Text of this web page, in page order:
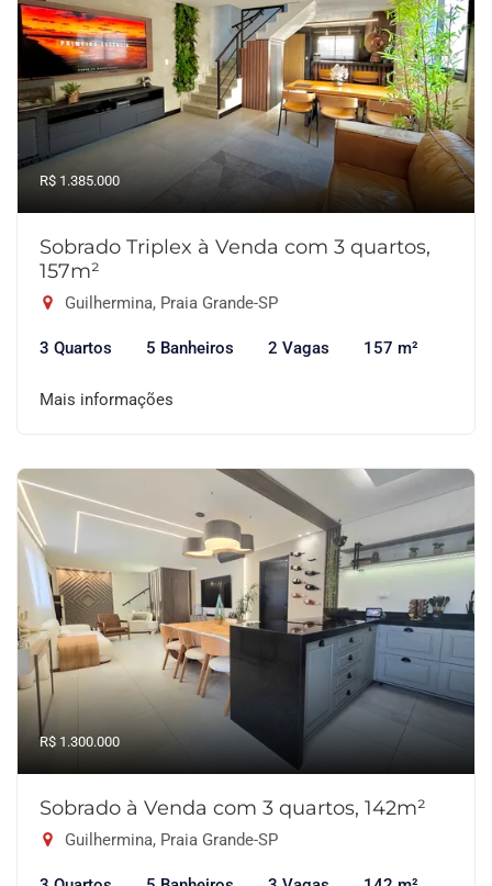
R$ 1.385.000
Sobrado Triplex à Venda com 3 quartos,
157m²
Guilhermina, Praia Grande-SP
3 Quartos 5 Banheiros 2 Vagas 157 m²
Mais informações
R$ 1.300.000
Sobrado à Venda com 3 quartos, 142m²
Guilhermina, Praia Grande-SP